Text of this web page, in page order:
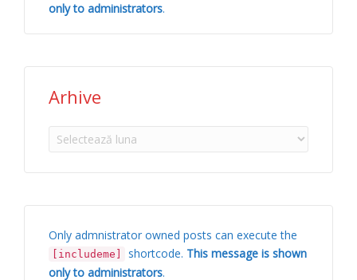
only to administrators.
Arhive
Arhive
Only admnistrator owned posts can execute the
[includeme] shortcode. This message is shown
only to administrators.